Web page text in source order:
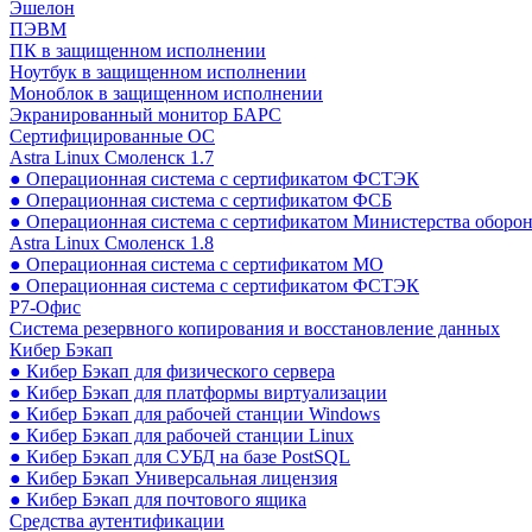
Эшелон
ПЭВМ
ПК в защищенном исполнении
Ноутбук в защищенном исполнении
Моноблок в защищенном исполнении
Экранированный монитор БАРС
Сертифицированные ОС
Astra Linux Смоленск 1.7
● Операционная система с сертификатом ФСТЭК
● Операционная система с сертификатом ФСБ
● Операционная система с сертификатом Министерства
Astra Linux Смоленск 1.8
● Операционная система с сертификатом МО
● Операционная система с сертификатом ФСТЭК
Р7-Офис
Система резервного копирования и восстановление данных
Кибер Бэкап
● Кибер Бэкап для физического сервера
● Кибер Бэкап для платформы виртуализации
● Кибер Бэкап для рабочей станции Windows
● Кибер Бэкап для рабочей станции Linux
● Кибер Бэкап для СУБД на базе PostSQL
● Кибер Бэкап Универсальная лицензия
● Кибер Бэкап для почтового ящика
Средства аутентификации